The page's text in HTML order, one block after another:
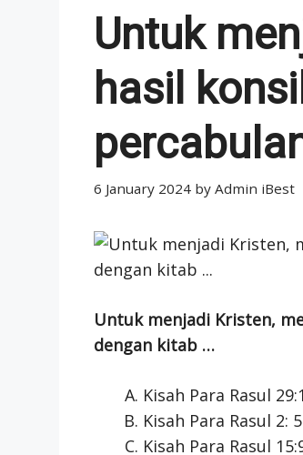
Untuk
hasil
6 January 2024 by Admin iBest
Untuk menjadi Kristen,
dengan kitab …
Kisah Para Rasul
Kisah Para Rasul 2: 5
Kisah Para Rasul